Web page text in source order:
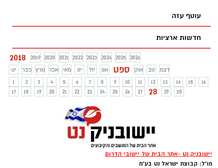
עוטף עזה
חדשות ארציות
2018 2019 2020 2021 2022 2023 2024 2025
2026
ינו
פבר מרץ אפר מאי יונ יול אוג ספט אוק נוב
דצמ
1
2 3 4 5 6 7 8 9 10 11 12 13 14 15
16
17
18 19 20 21 22 23 24 25 26 27 28 29 30
יישובניק נט -אתר הבית של יישובי הדרום
מו"ל: קבוצת ישראל נט בע"מ